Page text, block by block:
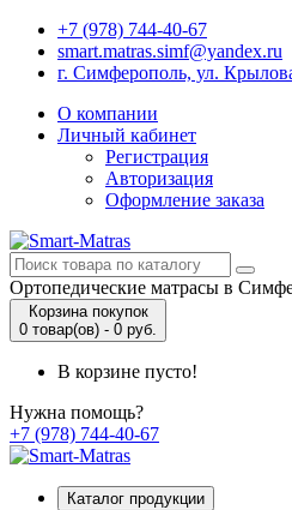
+7 (978) 744-40-67
smart.matras.simf@yandex.ru
г. Симферополь, ул.
О компании
Личный кабинет
Регистрация
Авторизация
Оформление заказа
Ортопедические матрасы в
Корзина покупок
0 товар(ов) - 0 руб.
В корзине пусто!
Нужна помощь?
+7 (978) 744-40-67
Каталог продукции